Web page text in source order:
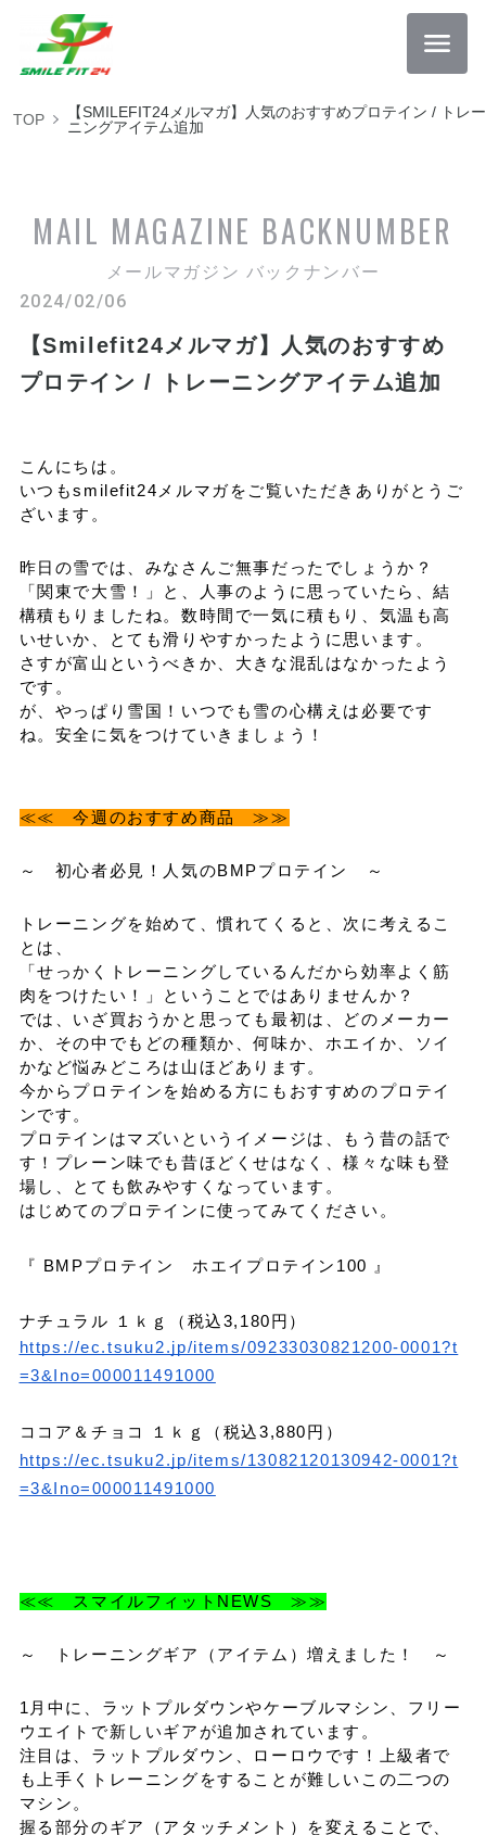
TOP
【SMILEFIT24メルマガ】人気のおすすめプロテイン / トレー
ニングアイテム追加
MAIL MAGAZINE BACKNUMBER
メールマガジン バックナンバー
2024/02/06
【Smilefit24メルマガ】人気のおすすめ
プロテイン / トレーニングアイテム追加
こんにちは。
いつもsmilefit24メルマガをご覧いただきありがとうご
ざいます。
昨日の雪では、みなさんご無事だったでしょうか？
「関東で大雪！」と、人事のように思っていたら、結
構積もりましたね。数時間で一気に積もり、気温も高
いせいか、とても滑りやすかったように思います。
さすが富山というべきか、大きな混乱はなかったよう
です。
が、やっぱり雪国！いつでも雪の心構えは必要です
ね。安全に気をつけていきましょう！
≪≪ 今週のおすすめ商品 ≫≫
～ 初心者必見！人気のBMPプロテイン ～
トレーニングを始めて、慣れてくると、次に考えるこ
とは、
「せっかくトレーニングしているんだから効率よく筋
肉をつけたい！」ということではありませんか？
では、いざ買おうかと思っても最初は、どのメーカー
か、その中でもどの種類か、何味か、ホエイか、ソイ
かなど悩みどころは山ほどあります。
今からプロテインを始める方にもおすすめのプロテイ
ンです。
プロテインはマズいというイメージは、もう昔の話で
す！プレーン味でも昔ほどくせはなく、様々な味も登
場し、とても飲みやすくなっています。
はじめてのプロテインに使ってみてください。
『 BMPプロテイン ホエイプロテイン100 』
ナチュラル １ｋｇ（税込3,180円）
https://ec.tsuku2.jp/items/09233030821200-0001?t
=3&Ino=000011491000
ココア＆チョコ １ｋｇ（税込3,880円）
https://ec.tsuku2.jp/items/13082120130942-0001?t
=3&Ino=000011491000
≪≪ スマイルフィットNEWS ≫≫
～ トレーニングギア（アイテム）増えました！ ～
1月中に、ラットプルダウンやケーブルマシン、フリー
ウエイトで新しいギアが追加されています。
注目は、ラットプルダウン、ローロウです！上級者で
も上手くトレーニングをすることが難しいこの二つの
マシン。
握る部分のギア（アタッチメント）を変えることで、